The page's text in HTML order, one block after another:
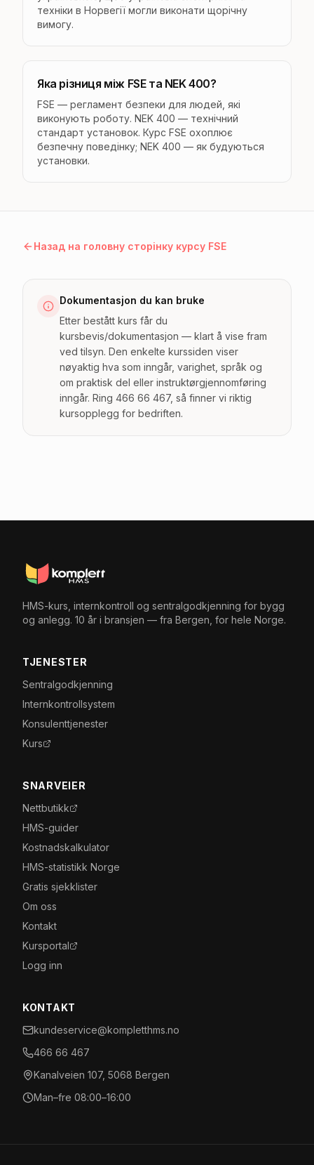
техніки в Норвегії могли виконати щорічну
вимогу.
Яка різниця між FSE та NEK 400?
FSE — регламент безпеки для людей, які
виконують роботу. NEK 400 — технічний
стандарт установок. Курс FSE охоплює
безпечну поведінку; NEK 400 — як будуються
установки.
Назад на головну сторінку курсу FSE
Dokumentasjon du kan bruke
Etter bestått kurs får du
kursbevis/dokumentasjon — klart å vise fram
ved tilsyn. Den enkelte kurssiden viser
nøyaktig hva som inngår, varighet, språk og
om praktisk del eller instruktørgjennomføring
inngår. Ring 466 66 467, så finner vi riktig
kursopplegg for bedriften.
HMS-kurs, internkontroll og sentralgodkjenning for bygg
og anlegg. 10 år i bransjen — fra Bergen, for hele Norge.
TJENESTER
Sentralgodkjenning
Internkontrollsystem
Konsulenttjenester
Kurs
SNARVEIER
Nettbutikk
HMS-guider
Kostnadskalkulator
HMS-statistikk Norge
Gratis sjekklister
Om oss
Kontakt
Kursportal
Logg inn
KONTAKT
kundeservice@kompletthms.no
466 66 467
Kanalveien 107, 5068 Bergen
Man–fre 08:00–16:00